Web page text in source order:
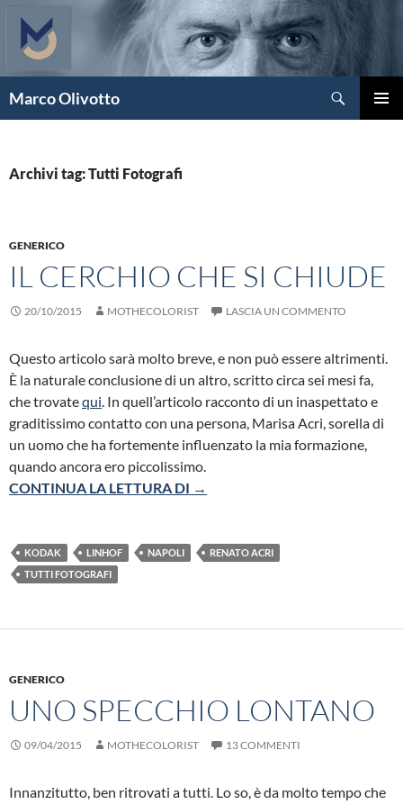
contenuto
Marco Olivotto
Archivi tag: Tutti Fotografi
GENERICO
IL CERCHIO CHE SI CHIUDE
20/10/2015 MOTHECOLORIST LASCIA UN COMMENTO
Questo articolo sarà molto breve, e non può essere altrimenti.
È la naturale conclusione di un altro, scritto circa sei mesi fa,
che trovatequi. In quell’articolo racconto di un inaspettato e
graditissimo contatto con una persona, Marisa Acri, sorella di
un uomo che ha fortemente influenzato la mia formazione,
quando ancora ero piccolissimo.
CONTINUA LA LETTURA DI IL CERCHIO CHE SI CHIUDE
→
KODAK LINHOF NAPOLI
RENATO ACRI
TUTTI FOTOGRAFI
GENERICO
UNO SPECCHIO LONTANO
09/04/2015 MOTHECOLORIST 13 COMMENTI
Innanzitutto, ben ritrovati a tutti. Lo so, è da molto tempo che